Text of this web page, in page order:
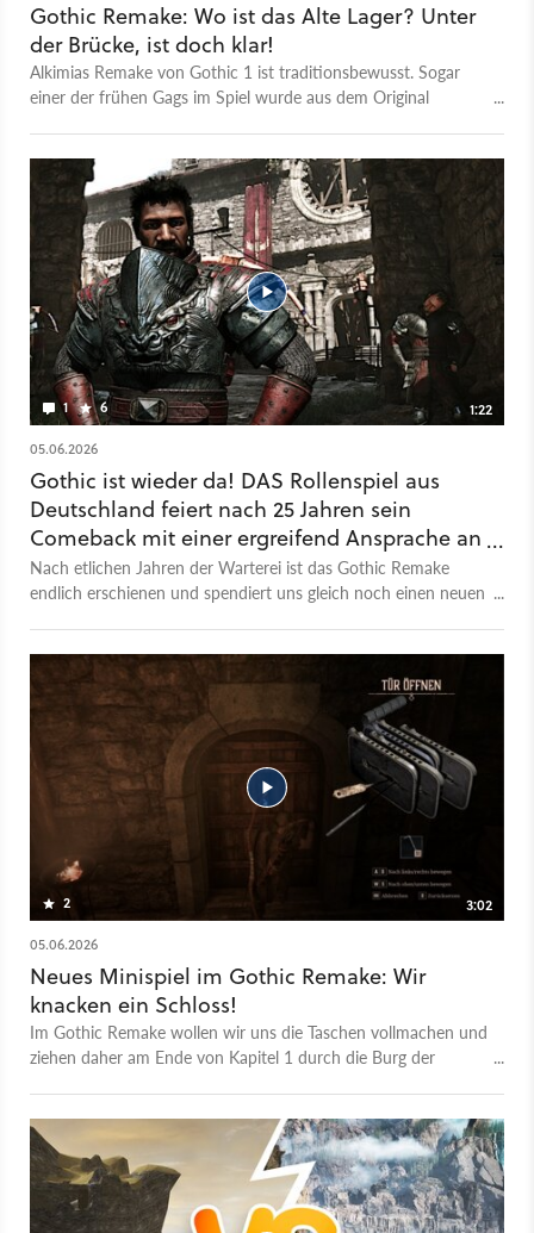
Gothic Remake: Wo ist das Alte Lager? Unter
der Brücke, ist doch klar!
Alkimias Remake von Gothic 1 ist traditionsbewusst. Sogar
einer der frühen Gags im Spiel wurde aus dem Original
Gratis mehr FPS: Der Tuning-Guide gegen Ruckler - So findet
ihr die besten Waffen in Kapitel 1 - Der große Test zum
Rollenspiel macht es uns schwer
1 6
1:22
05.06.2026
Gothic ist wieder da! DAS Rollenspiel aus
Deutschland feiert nach 25 Jahren sein
Comeback mit einer ergreifend Ansprache an
die Fans
Nach etlichen Jahren der Warterei ist das Gothic Remake
endlich erschienen und spendiert uns gleich noch einen neuen
stammt. Die dürfte jedoch eine doppelte Bedeutung haben. In
Wirklichkeit wirkt sie wie eine Nachricht der Entwickler an die
treuen Fans und das Spiel selbst, das es nach holprigen Jahren
doch noch ans Tageslicht geschafft hat. Aber seht, oder besser
hört, einfach selbst. Wenn ihr wissen wollt, ob sich das Gothic
Remake lohnt, schaut am besten in unserem ausführlichen
Test vorbei.
2
3:02
05.06.2026
Neues Minispiel im Gothic Remake: Wir
knacken ein Schloss!
Im Gothic Remake wollen wir uns die Taschen vollmachen und
ziehen daher am Ende von Kapitel 1 durch die Burg der
schaffen. Dabei erkennt ihr gut, wie die Mechanik zum
Schlösser knacken funktioniert: Wir müssen die horizontalen
Scheiben so ausrichten, dass die roten Pins aus den Löchern
gucken. Haben wir das bei allen Scheiben geschafft, öffnet